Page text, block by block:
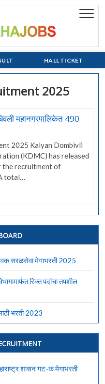
HALL TICKET
2025
महानगरपालिकेत 490
2025 Kalyan Dombivli
(KDMC) has released
recruitment of
total…
सरळसेवा मेगाभरती 2025
रिक्त पदांचा तपशील
भरती 2023
शासन गट-क मेगाभरती